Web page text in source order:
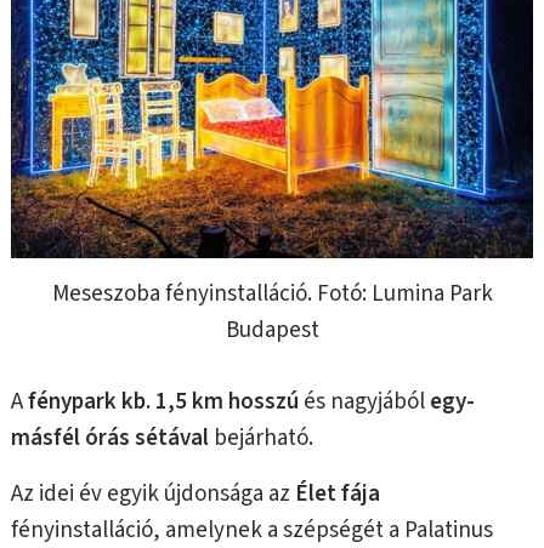
Meseszoba fényinstalláció. Fotó: Lumina Park
Budapest
Afénypark kb. 1,5 km hosszú és nagyjábólegy-
másfél órás sétával bejárható.
Az idei év egyik újdonsága az Élet fája
fényinstalláció, amelynek a szépségét a Palatinus